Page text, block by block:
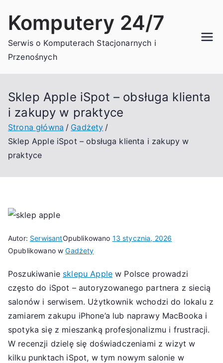
Komputery 24/7
Serwis o Komputerach Stacjonarnych i
Przenośnych
Sklep Apple iSpot – obsługa klienta
i zakupy w praktyce
Strona główna
Gadżety
Sklep Apple iSpot – obsługa klienta i zakupy w
praktyce
Autor: SerwisantOpublikowano 13 stycznia, 2026
Opublikowano wGadżety
Poszukiwanie sklepu Apple w Polsce prowadzi
często do iSpot – autoryzowanego partnera z siecią
salonów i serwisem. Użytkownik wchodzi do lokalu z
zamiarem zakupu iPhone’a lub naprawy MacBooka i
spotyka się z mieszanką profesjonalizmu i frustracji.
W recenzji dzielę się doświadczeniami z wizyt w
kilku punktach iSpot, w tym nowym salonie w